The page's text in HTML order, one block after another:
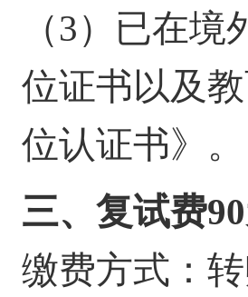
（3）已在境
位证书以及
位认证书》。
三、 复试费
缴费方式：